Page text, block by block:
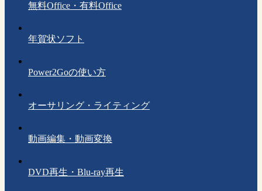
無料Office・有料Office
年賀状ソフト
Power2Goの使い方
オーサリング・ライティング
動画編集・動画変換
DVD再生・Blu-ray再生